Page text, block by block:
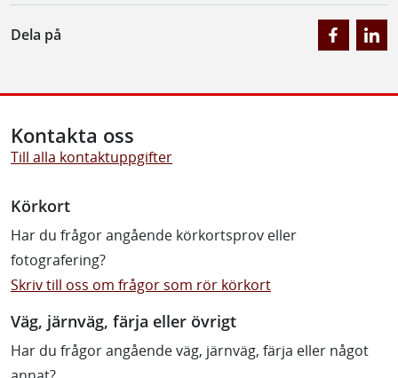
Dela på
Kontakta oss
Till alla kontaktuppgifter
Körkort
Har du frågor angående körkortsprov eller
fotografering?
Skriv till oss om frågor som rör körkort
Väg, järnväg, färja eller övrigt
Har du frågor angående väg, järnväg, färja eller något